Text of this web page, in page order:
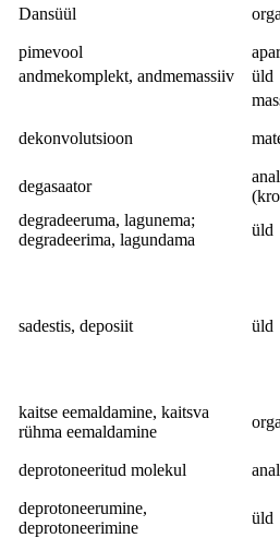
Dansüül
pimevool
andmekomplekt, andmemassiiv
üld
dekonvolutsioon
degasaator
degradeeruma, lagunema;
degradeerima, lagundama
üld
sadestis, deposiit üld
kaitse eemaldamine, kaitsva
rühma eemaldamine
deprotoneeritud molekul
deprotoneerumine,
deprotoneerimine
üld